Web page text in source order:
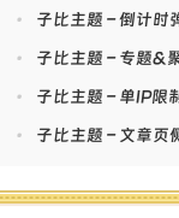
•
子比主题 – 倒计时
•
子比主题 – 专题&
•
子比主题 – 单IP限
• 子比主题 – 文章页